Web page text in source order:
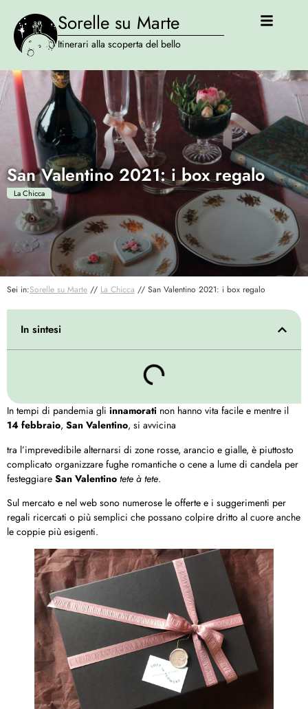
Sorelle su Marte
Itinerari alla scoperta del bello
San Valentino 2021: i box regalo
La Chicca
Sei in:Sorelle su Marte // La Chicca // San Valentino 2021: i box regalo
In tempi di pandemia gli innamorati non hanno vita facile e mentre il
14 febbraio, San Valentino, si avvicina
tra l’imprevedibile alternarsi di zone rosse, arancio e gialle, è piuttosto
complicato organizzare fughe romantiche o cene a lume di candela per
festeggiare San Valentino tete à tete.
Sul mercato e nel web sono numerose le offerte e i suggerimenti per
regali ricercati o più semplici che possano colpire dritto al cuore anche
le coppie più esigenti.
In sintesi